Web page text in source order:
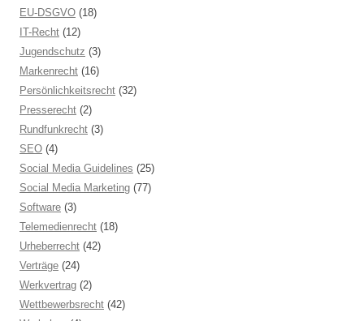
EU-DSGVO (18)
IT-Recht (12)
Jugendschutz (3)
Markenrecht (16)
Persönlichkeitsrecht (32)
Presserecht (2)
Rundfunkrecht (3)
SEO (4)
Social Media Guidelines (25)
Social Media Marketing (77)
Software (3)
Telemedienrecht (18)
Urheberrecht (42)
Verträge (24)
Werkvertrag (2)
Wettbewerbsrecht (42)